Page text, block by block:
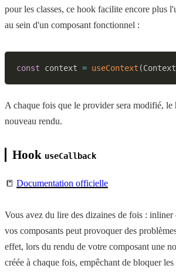
pour les classes, ce hook facilite encore plus
au sein d'un composant fonctionnel :
const context = useContext (Context
A chaque fois que le provider sera modifié, le
nouveau rendu.
Hook useCallback
📒 Documentation officielle
Vous avez du lire des dizaines de fois : inliner
vos composants peut provoquer des
effet, lors du rendu de votre composant une
créée à chaque fois, empêchant de bloquer